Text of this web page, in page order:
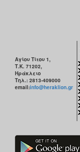
Αγίου Τίτου 1,
Τ.Κ. 71202,
Ηράκλειο
Τηλ.: 2813-409000
email:info@heraklion.gr